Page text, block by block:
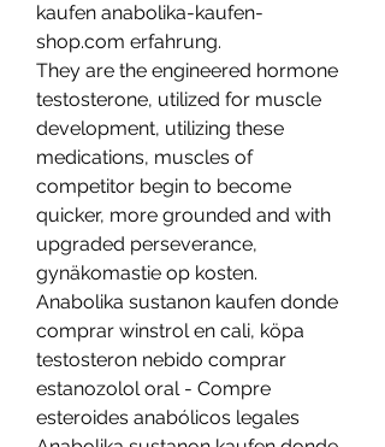
kaufen anabolika-kaufen-
shop.com erfahrung.
They are the engineered hormone
testosterone, utilized for muscle
development, utilizing these
medications, muscles of
competitor begin to become
quicker, more grounded and with
upgraded perseverance,
gynäkomastie op kosten.
Anabolika sustanon kaufen donde
comprar winstrol en cali, köpa
testosteron nebido comprar
estanozolol oral - Compre
esteroides anabólicos legales